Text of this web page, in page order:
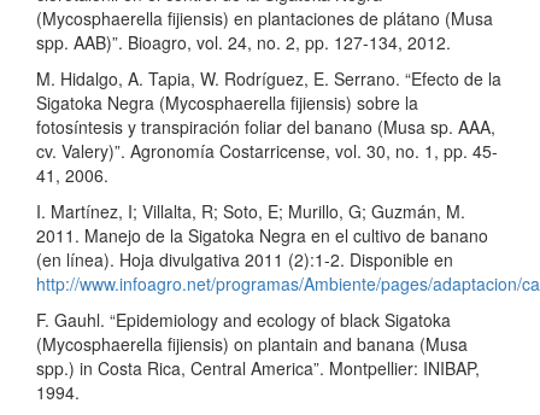
(Mycosphaerella fijiensis) en plantaciones de plátano (Musa
spp. AAB)”. Bioagro, vol. 24, no. 2, pp. 127-134, 2012.
M. Hidalgo, A. Tapia, W. Rodríguez, E. Serrano. “Efecto de la
Sigatoka Negra (Mycosphaerella fijiensis) sobre la
fotosíntesis y transpiración foliar del banano (Musa sp. AAA,
cv. Valery)”. Agronomía Costarricense, vol. 30, no. 1, pp. 45-
41, 2006.
I. Martínez, I; Villalta, R; Soto, E; Murillo, G; Guzmán, M.
2011. Manejo de la Sigatoka Negra en el cultivo de banano
(en línea). Hoja divulgativa 2011 (2):1-2. Disponible en
http://www.infoagro.net/programas/Ambiente/pages/adaptacion/
F. Gauhl. “Epidemiology and ecology of black Sigatoka
(Mycosphaerella fijiensis) on plantain and banana (Musa
spp.) in Costa Rica, Central America”. Montpellier: INIBAP,
1994.